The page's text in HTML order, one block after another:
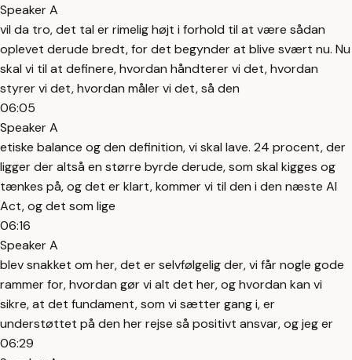
Speaker A
vil da tro, det tal er rimelig højt i forhold til at være sådan
oplevet derude bredt, for det begynder at blive svært nu. Nu
skal vi til at definere, hvordan håndterer vi det, hvordan
styrer vi det, hvordan måler vi det, så den
06:05
Speaker A
etiske balance og den definition, vi skal lave. 24 procent, der
ligger der altså en større byrde derude, som skal kigges og
tænkes på, og det er klart, kommer vi til den i den næste AI
Act, og det som lige
06:16
Speaker A
blev snakket om her, det er selvfølgelig der, vi får nogle gode
rammer for, hvordan gør vi alt det her, og hvordan kan vi
sikre, at det fundament, som vi sætter gang i, er
understøttet på den her rejse så positivt ansvar, og jeg er
06:29